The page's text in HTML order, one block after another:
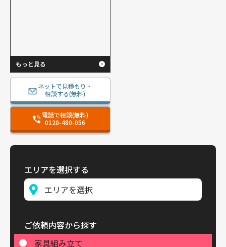
もっと見る
ネットで見積もり・
相談する(無料)
電話で相談(無料)
0120-480-056
エリアを選択する
ご依頼内容から探す
家具組み立て